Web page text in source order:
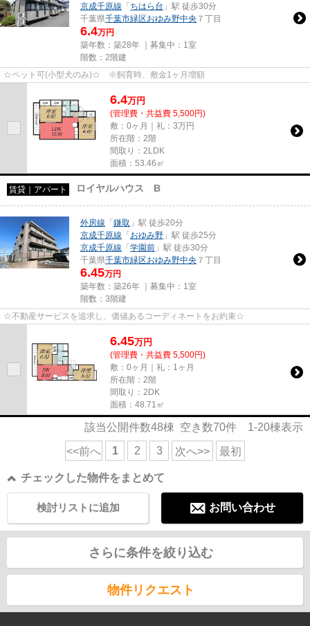
京成千原線 「 ちはら台 」駅 徒歩30分
千葉県千葉市緑区おゆみ野中央 ７丁目
6.4万円
築年数：築28年 ｜募集中： 1室
階数：2階建
☆ペット可(小型犬のみ)☆ ※飼育時、敷金1ヶ月増額
6.4万円
(管理費・共益費 5,500円)
敷：0ヶ月｜礼：3万円
所在階：2階
間取り：2LDK
面積：53.46㎡
賃貸｜アパート ロイヤルハウス B
外房線 「 鎌取 」駅 徒歩20分
京成千原線 「 おゆみ野 」駅 徒歩25分
京成千原線 「 学園前 」駅 徒歩30分
千葉県千葉市緑区おゆみ野中央 ７丁目
6.45万円
築年数：築26年 ｜募集中： 1室
階数：3階建
☆不動産サービスを追求し、価値あるコーディネートをお約束☆
6.45万円
(管理費・共益費 5,500円)
敷：0ヶ月｜礼：1ヶ月
所在階：2階
間取り：2DK
面積：48.71㎡
該当公開件数48棟 空き数70件 1-20棟表示
<<前へ 1 2 3 次へ>> 最初
チェックした物件をまとめて
お問い合わせ
検討リストに追加
さらに条件を絞り込む
物件リクエスト